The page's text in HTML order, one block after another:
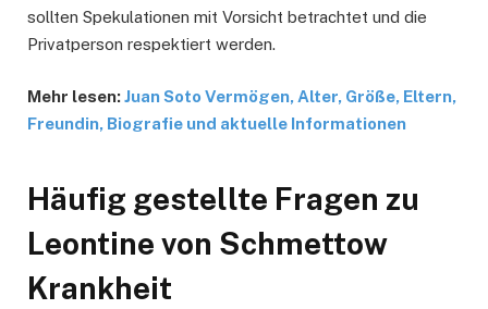
sollten Spekulationen mit Vorsicht betrachtet und die
Privatperson respektiert werden.
Mehr lesen:Juan Soto Vermögen, Alter, Größe, Eltern,
Freundin, Biografie und aktuelle Informationen
Häufig gestellte Fragen zu
Leontine von Schmettow
Krankheit